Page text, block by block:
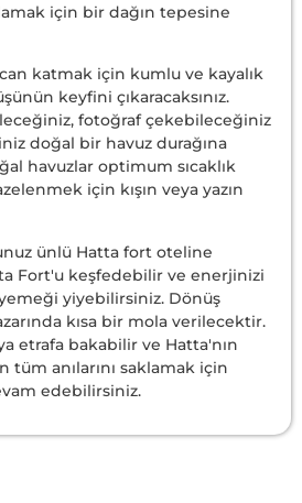
için bir dağın tepesine
katmak için kumlu ve kayalık
keyfini çıkaracaksınız.
fotoğraf çekebileceğiniz
doğal bir havuz durağına
havuzlar optimum sıcaklık
için kışın veya yazın
ünlü Hatta fort oteline
Fort'u keşfedebilir ve enerjinizi
yiyebilirsiniz. Dönüş
kısa bir mola verilecektir.
etrafa bakabilir ve Hatta'nın
tüm anılarını saklamak için
edebilirsiniz.